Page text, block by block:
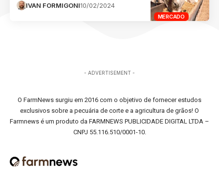
MERCADO
IVAN FORMIGONI10/02/2024
- ADVERTISEMENT -
O FarmNews surgiu em 2016 com o objetivo de fornecer estudos
exclusivos sobre a pecuária de corte e a agricultura de grãos! O
Farmnews é um produto da FARMNEWS PUBLICIDADE DIGITAL LTDA –
CNPJ 55.116.510/0001-10.